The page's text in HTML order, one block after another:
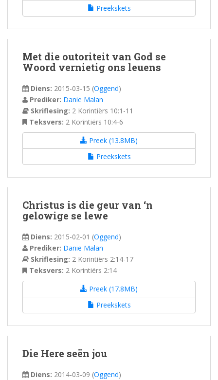
Preekskets
Met die outoriteit van God se
Woord vernietig ons leuens
Diens: 2015-03-15 (Oggend)
Prediker: Danie Malan
Skriflesing: 2 Korintiërs 10:1-11
Teksvers: 2 Korintiërs 10:4-6
Preek (13.8MB)
Preekskets
Christus is die geur van ‘n
gelowige se lewe
Diens: 2015-02-01 (Oggend)
Prediker: Danie Malan
Skriflesing: 2 Korintiërs 2:14-17
Teksvers: 2 Korintiërs 2:14
Preek (17.8MB)
Preekskets
Die Here seën jou
Diens: 2014-03-09 (Oggend)